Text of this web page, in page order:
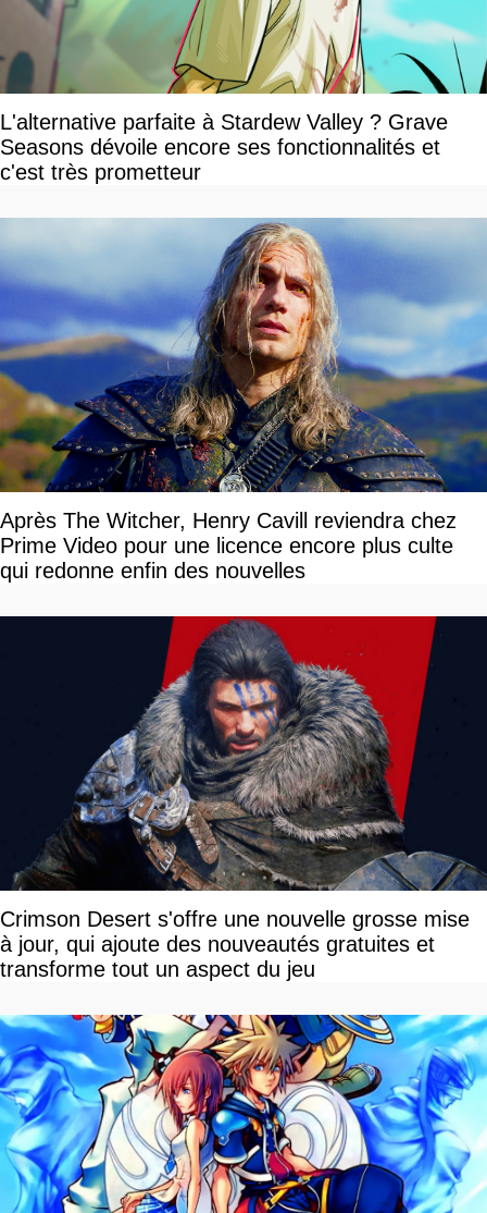
L'alternative parfaite à Stardew Valley ? Grave
Seasons dévoile encore ses fonctionnalités et
c'est très prometteur
Après The Witcher, Henry Cavill reviendra chez
Prime Video pour une licence encore plus culte
qui redonne enfin des nouvelles
Crimson Desert s'offre une nouvelle grosse mise
à jour, qui ajoute des nouveautés gratuites et
transforme tout un aspect du jeu